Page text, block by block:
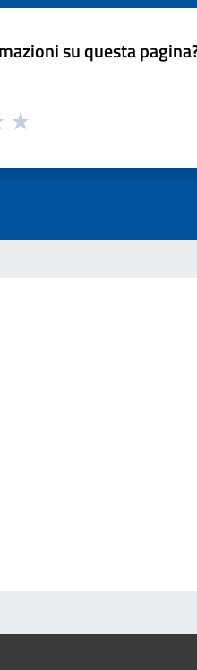
su questa